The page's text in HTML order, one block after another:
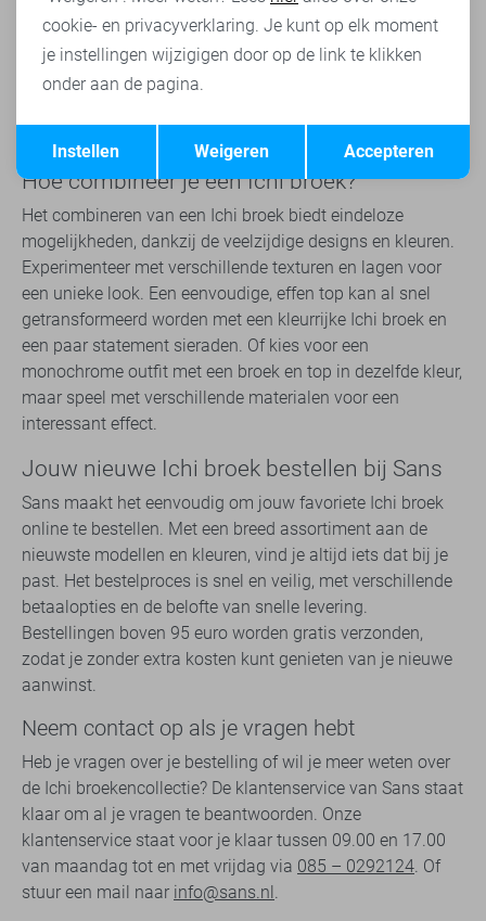
toewijding aan kwaliteit zorgt ervoor dat elke broek niet
alleen heerlijk zit, maar ook bijdraagt aan een
verantwoorde keuze in mode. Ichi's benadering van
design met respect voor duurzaamheid onderstreept het
Hoe combineer je een Ichi broek?
Het combineren van een Ichi broek biedt eindeloze
mogelijkheden, dankzij de veelzijdige designs en kleuren.
Experimenteer met verschillende texturen en lagen voor
een unieke look. Een eenvoudige, effen top kan al snel
getransformeerd worden met een kleurrijke Ichi broek en
een paar statement sieraden. Of kies voor een
monochrome outfit met een broek en top in dezelfde kleur,
maar speel met verschillende materialen voor een
interessant effect.
Jouw nieuwe Ichi broek bestellen bij Sans
Sans maakt het eenvoudig om jouw favoriete Ichi broek
online te bestellen. Met een breed assortiment aan de
nieuwste modellen en kleuren, vind je altijd iets dat bij je
past. Het bestelproces is snel en veilig, met verschillende
betaalopties en de belofte van snelle levering.
Bestellingen boven 95 euro worden gratis verzonden,
zodat je zonder extra kosten kunt genieten van je nieuwe
aanwinst.
Neem contact op als je vragen hebt
Heb je vragen over je bestelling of wil je meer weten over
de Ichi broekencollectie? De klantenservice van Sans staat
klaar om al je vragen te beantwoorden. Onze
klantenservice staat voor je klaar tussen 09.00 en 17.00
van maandag tot en met vrijdag via 085 – 0292124. Of
stuur een mail naar info@sans.nl.
Terug Opslaan
cookie- en privacyverklaring. Je kunt op elk moment
je instellingen wijzigigen door op de link te klikken
onder aan de pagina.
Accepteren
Weigeren
Instellen